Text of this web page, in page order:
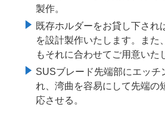
製作。
既存ホルダーをお貸し下され
を設計製作いたします。また
もそれに合わせてご用意いた
SUSブレード先端部にエッチ
れ、湾曲を容易にして先端の
応させる。